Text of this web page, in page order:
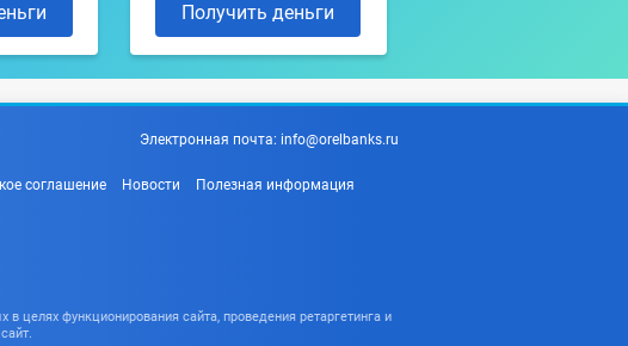
Получить деньги
Электронная почта: info@orelbanks.ru
соглашение Новости
Полезная информация
целях функционирования сайта, проведения ретаргетинга и